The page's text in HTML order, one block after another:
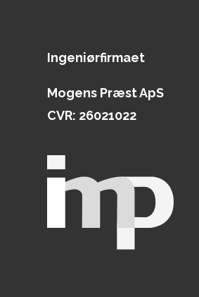
Ingeniørfirmaet
Mogens Præst ApS
CVR: 26021022